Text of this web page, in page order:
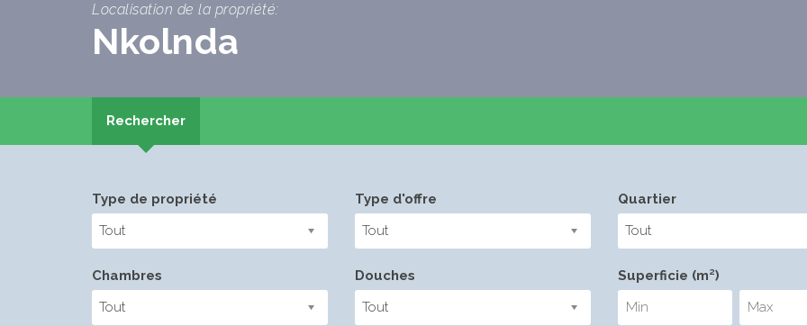
Localisation de la propriété:
Nkolnda
Rechercher
Type de propriété
Tout
Type d'offre
Tout
Quartier
Tout
Chambres
Tout
Douches
Tout
Superficie (m²)